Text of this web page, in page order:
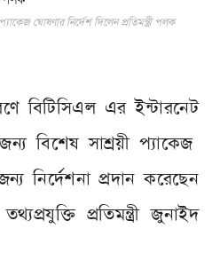
ঘোষণার নির্দেশ দিলেন প্রতিমন্ত্রী পলক
বিটিসিএল এর ইন্টারনেট
বিশেষ সাশ্রয়ী প্যাকেজ
নির্দেশনা প্রদান করেছেন
প্রতিমন্ত্রী জুনাইদ